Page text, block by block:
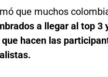
que muchos
a llegar al top 3
hacen las